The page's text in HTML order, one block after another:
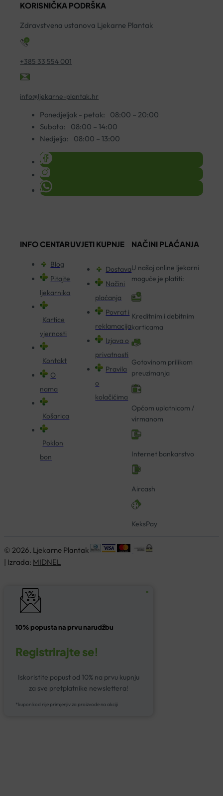
KORISNIČKA PODRŠKA
Zdravstvena ustanova Ljekarne Plantak
+385 33 554 001
info@ljekarne-plantak.hr
Ponedjeljak - petak:
08:00 – 20:00
Subota:
08:00 – 14:00
Nedjelja:
08:00 – 13:00
INFO CENTAR
Blog
Pitajte
ljekarnika
Kartice
vjernosti
Kontakt
O
nama
Košarica
Poklon
bon
UVJETI KUPNJE
Dostava
Načini
plaćanja
Povrat i
reklamacija
Izjava o
privatnosti
Pravila
o
kolačićima
NAČINI PLAĆANJA
U našoj online ljekarni
moguće je platiti:
Kreditnim i debitnim
karticama
Gotovinom prilikom
preuzimanja
Općom uplatnicom /
virmanom
Internet bankarstvo
Aircash
KeksPay
© 2026. Ljekarne Plantak
| Izrada: MIDNEL
10% popusta na prvu narudžbu
Registrirajte se!
Iskoristite popust od 10% na prvu kupnju
za sve pretplatnike newslettera!
*kupon kod nije primjenjiv za proizvode na akciji